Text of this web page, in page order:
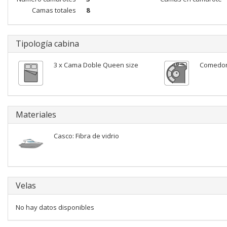
Camas totales
8
Tipología cabina
3 x Cama Doble Queen size
Materiales
Casco: Fibra de vidrio
Velas
No hay datos disponibles